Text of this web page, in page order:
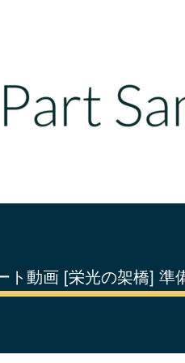
ト動画 [栄光の架橋] 準